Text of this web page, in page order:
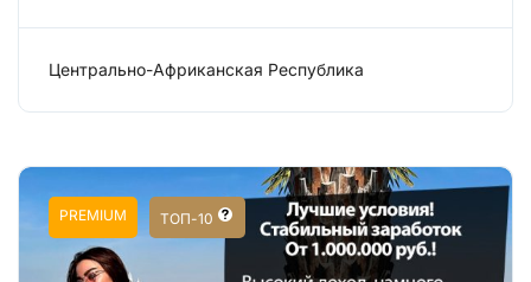
Центрально-Африканская Республика
PREMIUM ТОП-10